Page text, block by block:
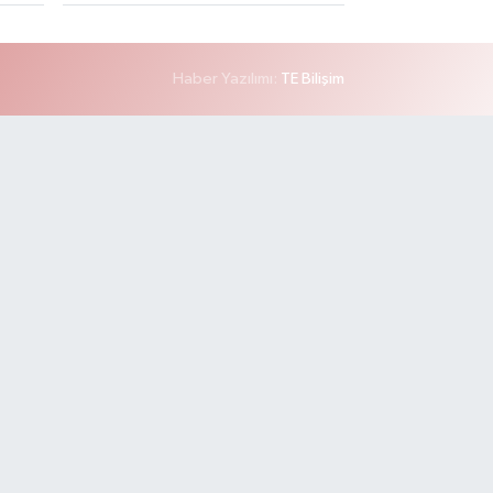
Haber Yazılımı: TE Bilişim